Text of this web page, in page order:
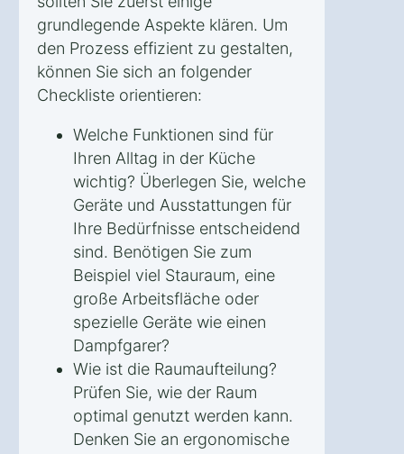
grundlegende Aspekte klären. Um
den Prozess effizient zu gestalten,
können Sie sich an folgender
Checkliste orientieren:
Welche Funktionen sind für
Ihren Alltag in der Küche
wichtig? Überlegen Sie, welche
Geräte und Ausstattungen für
Ihre Bedürfnisse entscheidend
sind. Benötigen Sie zum
Beispiel viel Stauraum, eine
große Arbeitsfläche oder
spezielle Geräte wie einen
Dampfgarer?
Wie ist die Raumaufteilung?
Prüfen Sie, wie der Raum
optimal genutzt werden kann.
Denken Sie an ergonomische